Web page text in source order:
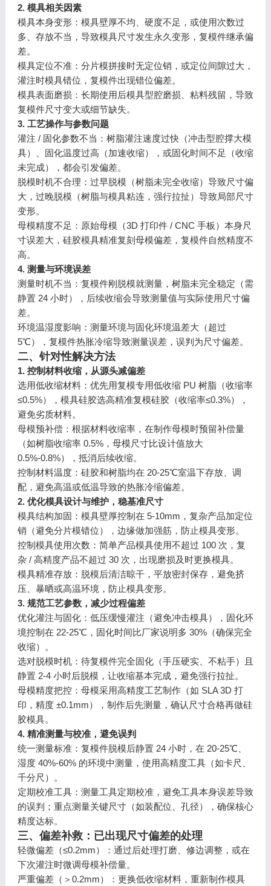
2. 模具相关因素
模具本身变形：模具壁厚不均、硬度不足，或使用次数过
多、存放不当，导致模具尺寸发生永久变形，复模件继承偏
差。
模具定位不准：分片模拼接时无定位销，或定位间隙过大，
灌注时模具错位，复模件出现错位偏差。
模具表面磨损：长期使用后模具型腔磨损、粘料残留，导致
复模件尺寸变大或细节缺失。
3. 工艺操作与参数问题
灌注 / 固化参数不当：树脂灌注速度过快（冲击型腔撑大模
具）、固化温度过高（加速收缩），或固化时间不足（收缩
未完成），都会引发偏差。
脱模时机不合理：过早脱模（树脂未完全收缩）导致尺寸偏
大，过晚脱模（树脂与模具粘连，强行拉扯）导致局部尺寸
变形。
母模精度不足：原始母模（3D 打印件 / CNC 手板）本身尺
寸误差大，硅胶模具精准复刻母模偏差，复模件自然精度不
高。
4. 测量与环境误差
测量时机不当：复模件刚脱模就测量，树脂未完全稳定（需
静置 24 小时），后续收缩会导致测量值与实际使用尺寸偏
差。
环境温湿度影响：测量环境与固化环境温差大（超过
5℃），复模件热胀冷缩导致测量误差，误判为尺寸偏差。
二、针对性解决方法
1. 控制材料收缩，从源头减偏差
选用低收缩材料：优先用复模专用低收缩 PU 树脂（收缩率
≤0.5%），模具硅胶选高精准复模硅胶（收缩率≤0.3%），
避免劣质材料。
母模预补偿：根据材料收缩率，在制作母模时预留补偿量
（如树脂收缩率 0.5%，母模尺寸比设计值放大
0.5%-0.8%），抵消后续收缩。
控制材料温度：硅胶和树脂均在 20-25℃室温下存放、调
配，避免高温或低温导致的热胀冷缩偏差。
2. 优化模具设计与维护，稳基准尺寸
模具结构加固：模具壁厚控制在 5-10mm，复杂产品加定位
销（避免分片模错位），边缘做加强筋，防止模具变形。
控制模具使用次数：简单产品模具使用不超过 100 次，复
杂 / 高精度产品不超过 30 次，出现磨损及时更换模具。
模具精准存放：脱模后清洁晾干，平放密封保存，避免挤
压、暴晒或高温环境，防止模具变形。
3. 规范工艺参数，减少过程偏差
优化灌注与固化：低压缓慢灌注（避免冲击模具），固化环
境控制在 22-25℃，固化时间比厂家说明多 30%（确保完全
收缩）。
选对脱模时机：待复模件完全固化（手压硬实、不粘手）且
静置 2-4 小时后脱模，让收缩基本完成，避免强行拉扯。
母模精度把控：母模采用高精度工艺制作（如 SLA 3D 打
印，精度 ±0.1mm），制作后先测量，确认尺寸合格再做硅
胶模具。
4. 精准测量与校准，避免误判
统一测量标准：复模件脱模后静置 24 小时，在 20-25℃、
湿度 40%-60% 的环境中测量，使用高精度工具（如卡尺、
千分尺）。
定期校准工具：测量工具定期校准，避免工具本身误差导致
的误判；重点测量关键尺寸（如装配位、孔径），确保核心
精度达标。
三、偏差补救：已出现尺寸偏差的处理
轻微偏差（≤0.2mm）：通过后处理打磨、修边调整，或在
下次灌注时微调母模补偿量。
严重偏差（＞0.2mm）：更换低收缩材料，重新制作模具